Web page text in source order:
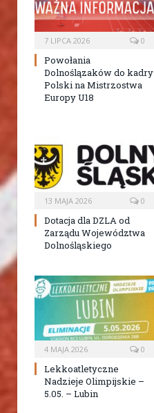
7 LIPCA 2026 0
Powołania
Dolnoślązaków do kadry
Polski na Mistrzostwa
Europy U18
13 MAJA 2026 0
Dotacja dla DZLA od
Zarządu Województwa
Dolnośląskiego
4 MAJA 2026 0
Lekkoatletyczne
Nadzieje Olimpijskie –
5.05. – Lubin